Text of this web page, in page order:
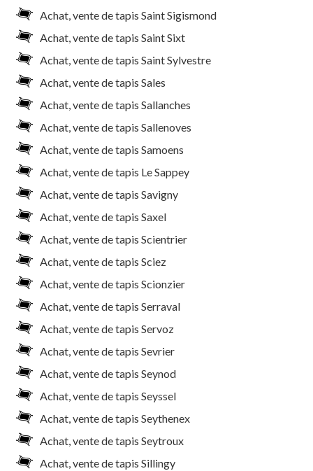
Achat, vente de tapis Saint Sigismond
Achat, vente de tapis Saint Sixt
Achat, vente de tapis Saint Sylvestre
Achat, vente de tapis Sales
Achat, vente de tapis Sallanches
Achat, vente de tapis Sallenoves
Achat, vente de tapis Samoens
Achat, vente de tapis Le Sappey
Achat, vente de tapis Savigny
Achat, vente de tapis Saxel
Achat, vente de tapis Scientrier
Achat, vente de tapis Sciez
Achat, vente de tapis Scionzier
Achat, vente de tapis Serraval
Achat, vente de tapis Servoz
Achat, vente de tapis Sevrier
Achat, vente de tapis Seynod
Achat, vente de tapis Seyssel
Achat, vente de tapis Seythenex
Achat, vente de tapis Seytroux
Achat, vente de tapis Sillingy